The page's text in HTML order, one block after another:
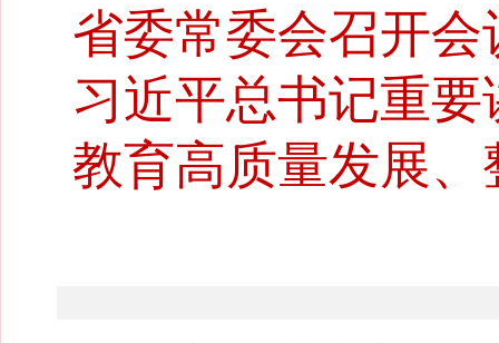
省委常委会召开
习近平总书记重
教育高质量发展